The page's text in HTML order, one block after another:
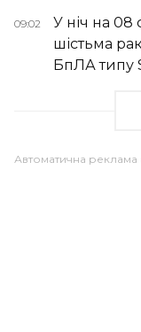
09:02
У ніч на 08
шістьма
БпЛА типу
Автоматична реклама